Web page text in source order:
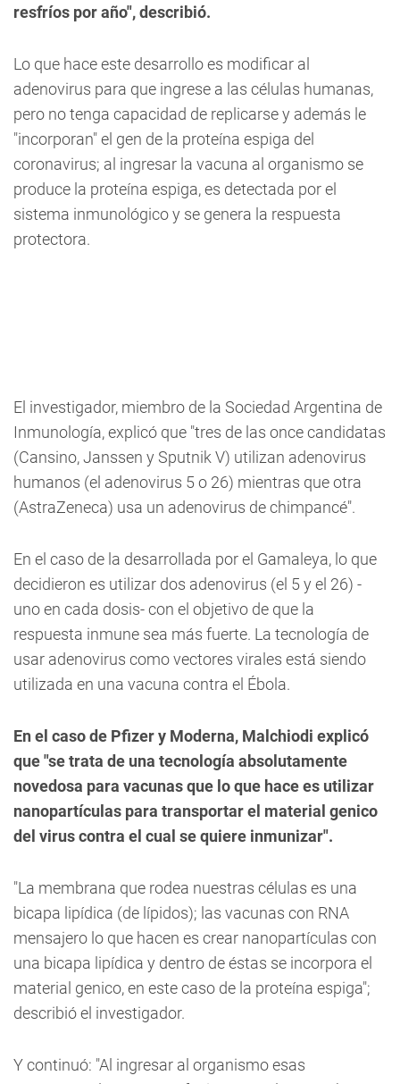
resfríos por año", describió.
Lo que hace este desarrollo es modificar al
adenovirus para que ingrese a las células humanas,
pero no tenga capacidad de replicarse y además le
"incorporan" el gen de la proteína espiga del
coronavirus; al ingresar la vacuna al organismo se
produce la proteína espiga, es detectada por el
sistema inmunológico y se genera la respuesta
protectora.
El investigador, miembro de la Sociedad Argentina de
Inmunología, explicó que "tres de las once candidatas
(Cansino, Janssen y Sputnik V) utilizan adenovirus
humanos (el adenovirus 5 o 26) mientras que otra
(AstraZeneca) usa un adenovirus de chimpancé".
En el caso de la desarrollada por el Gamaleya, lo que
decidieron es utilizar dos adenovirus (el 5 y el 26) -
uno en cada dosis- con el objetivo de que la
respuesta inmune sea más fuerte. La tecnología de
usar adenovirus como vectores virales está siendo
utilizada en una vacuna contra el Ébola.
En el caso de Pfizer y Moderna, Malchiodi explicó
que "se trata de una tecnología absolutamente
novedosa para vacunas que lo que hace es utilizar
nanopartículas para transportar el material genico
del virus contra el cual se quiere inmunizar".
"La membrana que rodea nuestras células es una
bicapa lipídica (de lípidos); las vacunas con RNA
mensajero lo que hacen es crear nanopartículas con
una bicapa lipídica y dentro de éstas se incorpora el
material genico, en este caso de la proteína espiga";
describió el investigador.
Y continuó: "Al ingresar al organismo esas